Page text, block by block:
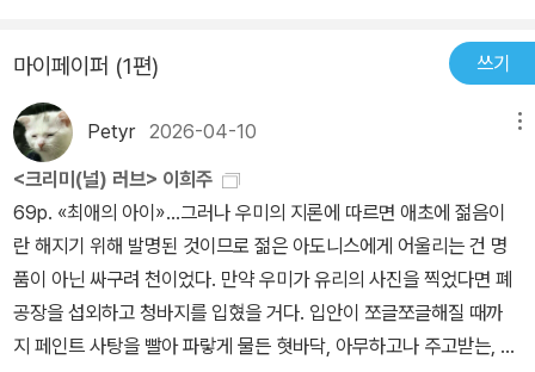
종족을 향해 노래를 부름으로써 오랜 기간 이어져온 갈등을 잠재우고
전쟁을 종식시킨다. 이희주는 린 민메이의 노래를 경유하여 우리에게
묻는다. 파국과 대립으로 점철된 삶을 구원할 방법이 정녕 있을지를.
이희주 소설에서 집요한 애착과 갈구의 대상으로 등장해온 아이돌이
이 단편에 이르러 의지를 가지고 팬을 배반하는 주체로서 등장한다는
점도 흥미롭다. 인간 개개인은 물론 우상이던 존재까지도 거리를 두
고 지켜보기 시작한 이희주 소설의 시야는 인간의 욕망에서 사회의
욕망으로 보다 확장되는 중이다. 훗날 이희주 초기 소설세계의 총집
편으로 자리매김할 이번 소설집에는 한자리에 안주하지 않는 훌륭한
작가의 다시없을 한 시절과 거침없는 순정이 오롯이 담겨 있다.
로 만나기 위해 옷을 차려입고 거리로 나서며 서로가 보게 될 모습이
나 동생 사야에게 하염없이 내줄 수 밖에 없던 (사과와 링고) 속 ‘사
과‘와 ‘링고‘라는 이름을 지닌 아픈 고양이들을 키우며 사라가 빌려준
돈을 다 값지 않으면서 언니 사라에게 손 벌리던 동생 사야의 학원비
를 내주던 사라가 ‘괜찮다고 사양하는 사라에게 지금 버는 건 저축하
고, 합격하면 갚으라고 했다(304쪽)‘는 것에 혼란스러웠지만 오은교
문학평론가님의 작품해설(이면의 마조히즘)을 읽으며 제가 미처 알
지 못했고 놓치던 디테일한 부분들을 알게 되어 유익했습니다.이희주
작가님, 좋은 글을 읽게 해주셔서 정말 감사합니다!
어 있던 미친년이 목구멍으로 기어나왔다.’(p.101), ‘미친 사람은 없
어. 미치겠는 상황이 있는 거지.’(p.327)) 숨가쁘게 알아차릴 것이다.
그러니까, 순수한 사랑이란 곧 광기 어린 사랑이라는 것을. 사랑은 크
리미하면서도 크리미널하고, 크리미널하면서도 크리미하다는 것을.
물론 우리는 이희주 소설의 크리미에 끌려가다 크리미널에 당도하고
말지만. 사랑하다 보니 그것이 숨기고 있던 발톱마저도 사랑하게 되
고 말지만.사랑의 광기 어린 에너지와 가열찬 충동을 보여주기 위해
소설 속 사랑 받는 대상들은 우상으로 그려지거나 어느 순간부터 우
상으로 거듭난다. 우상이 과거에 종교적으로 그려진 것과 달리 지금
우상은 온갖 미디어에서 현현하는, 실물로 볼 일이 잘 없는 아이돌(혹
마이페이퍼 (1편) 쓰기
Petyr2026-04-10
<크리미(널) 러브> 이희주
69p. «최애의 아이»...그러나 우미의 지론에 따르면 애초에 젊음이
란 해지기 위해 발명된 것이므로 젊은 아도니스에게 어울리는 건 명
품이 아닌 싸구려 천이었다. 만약 우미가 유리의 사진을 찍었다면 폐
공장을 섭외하고 청바지를 입혔을 거다. 입안이 쪼글쪼글해질 때까
지 페인트 사탕을 빨아 파랗게 물든 혓바닥, 아무하고나 주고받는, 고